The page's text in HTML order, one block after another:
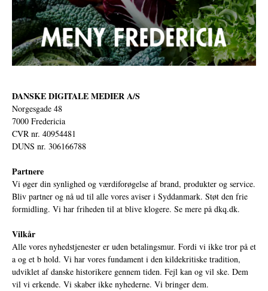
DANSKE DIGITALE MEDIER A/S
Norgesgade 48
7000 Fredericia
CVR nr. 40954481
DUNS nr. 306166788
Partnere
Vi øger din synlighed og værdiforøgelse af brand, produkter og service.
Bliv partner og nå ud til alle vores aviser i Syddanmark. Støt den frie
formidling. Vi har friheden til at blive klogere. Se mere på dkq.dk.
Vilkår
Alle vores nyhedstjenester er uden betalingsmur. Fordi vi ikke tror på et
a og et b hold. Vi har vores fundament i den kildekritiske tradition,
udviklet af danske historikere gennem tiden. Fejl kan og vil ske. Dem
vil vi erkende. Vi skaber ikke nyhederne. Vi bringer dem.